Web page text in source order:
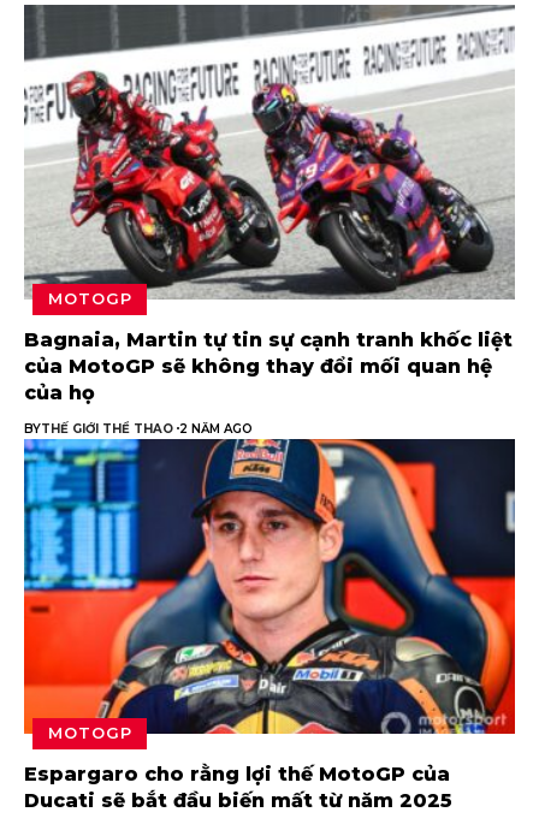
MOTOGP
Bagnaia, Martin tự tin sự cạnh tranh khốc liệt
của MotoGP sẽ không thay đổi mối quan hệ
của họ
BYTHẾ GIỚI THỂ THAO 2 NĂM AGO
MOTOGP
Espargaro cho rằng lợi thế MotoGP của
Ducati sẽ bắt đầu biến mất từ ​​năm 2025